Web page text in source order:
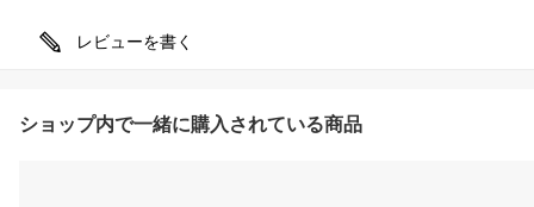
レビューを書く
ショップ内で一緒に購入されている商品